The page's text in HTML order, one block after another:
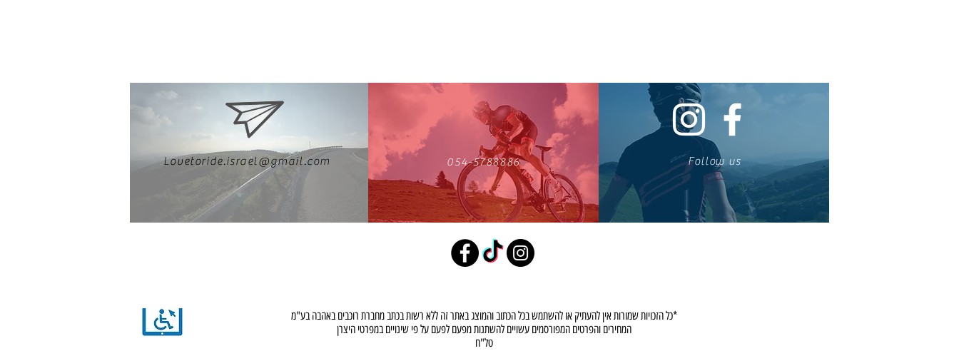
Lovetoride.israel@gmail.com 054-5788886 Follow us
כל הזכויות שמורות אין להעתיק או להשתמש בכל הכתוב והמוצג באתר זה ללא רשות בכתב מחברת רוכבים באהבה בע"מ*
המחירים והפרטים המפורסמים עשויים להשתנות מפעם לפעם על פי שינויים במפרטי היצרן
טל"ח